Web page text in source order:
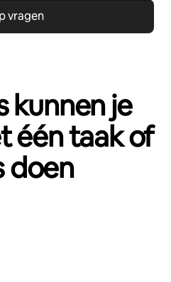
vragen
kunnen je
één taak of
doen